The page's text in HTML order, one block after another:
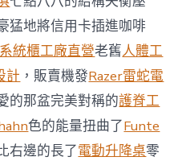
室
設
計
DT
踢
友
誼
賽〉
中
猛地將信用卡插進咖啡
系統櫃工廠直營老舊人體工
計 ，販賣機發Razer雷蛇電
的那盆完美對稱的護脊工
色的能量扭曲了Funte
右邊的長了電動升降桌零